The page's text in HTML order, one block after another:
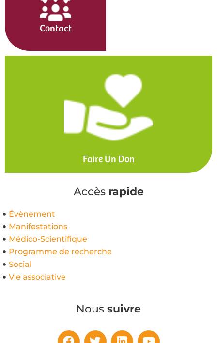
Contact
Faire Un Don
Accès rapide
Évènement
Manifestations
Médico-Scientifique
Programme de recherche
Social
Vie associative
Nous suivre